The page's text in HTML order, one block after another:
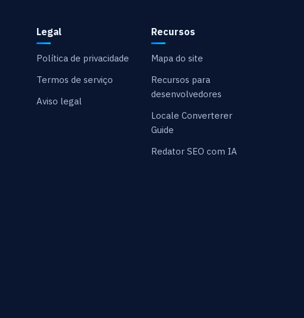
Legal
Política de privacidade
Termos de serviço
Aviso legal
Recursos
Mapa do site
Recursos para
desenvolvedores
Locale Converterer
Guide
Redator SEO com IA